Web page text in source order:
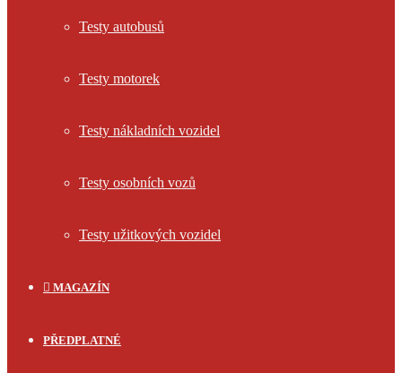
Testy autobusů
Testy motorek
Testy nákladních vozidel
Testy osobních vozů
Testy užitkových vozidel
MAGAZÍN
PŘEDPLATNÉ